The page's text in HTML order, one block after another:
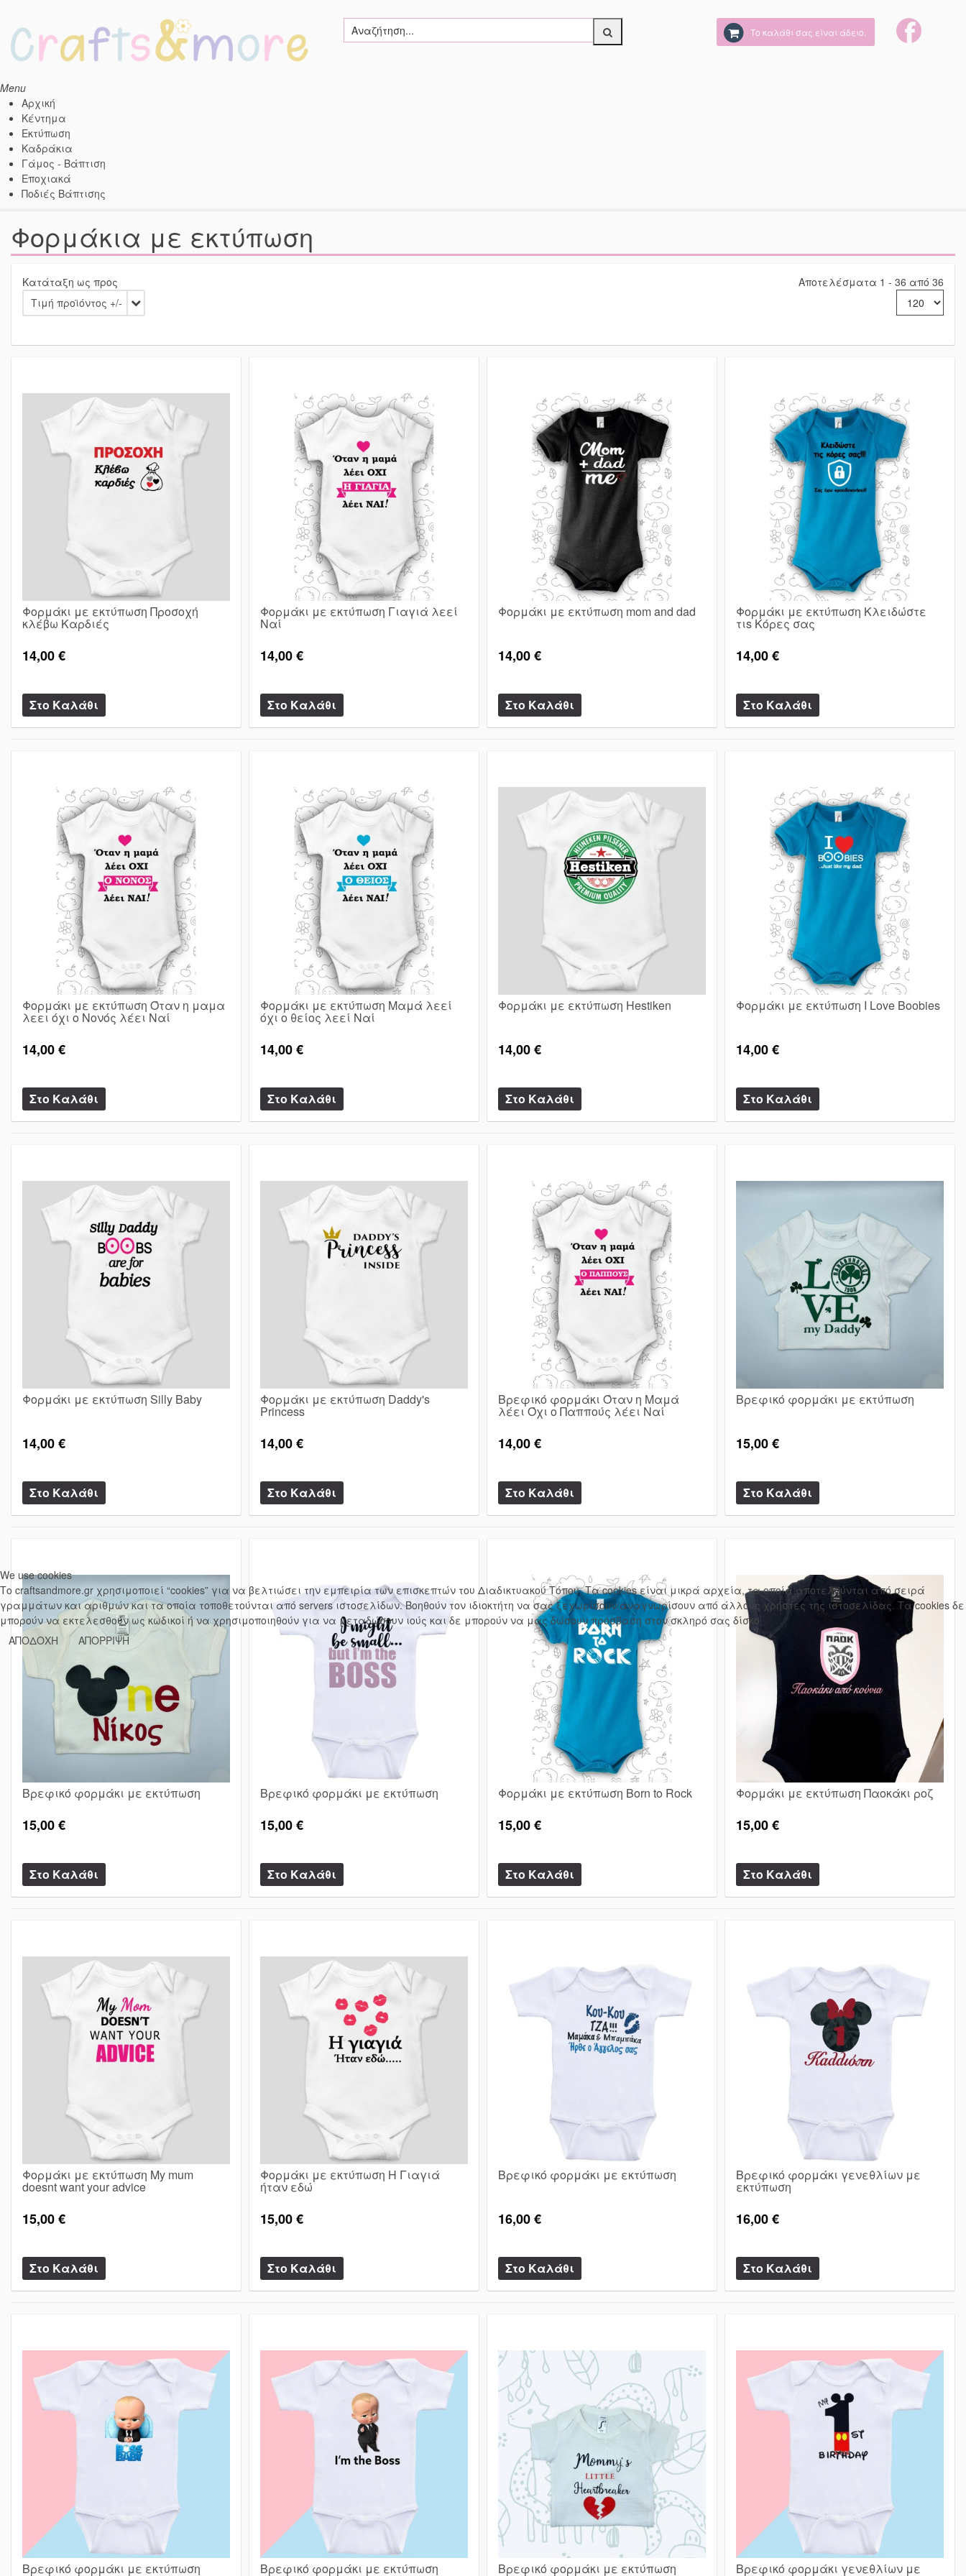
Το καλάθι σας είναι άδειο.
Menu
Αρχική
Κέντημα
Εκτύπωση
Kαδράκια
Γάμος - Βάπτιση
Εποχιακά
Ποδιές Βάπτισης
Φορμάκια με εκτύπωση
Κατάταξη ως προς
Τιμή προϊόντος +/-
Αποτελέσματα 1 - 36 από 36
Φορμάκι με εκτύπωση Προσοχή
κλέβω Καρδιές
14,00 €
Φορμάκι με εκτύπωση Γιαγιά λεεί
Ναί
14,00 €
Φορμάκι με εκτύπωση mom and dad
14,00 €
Φορμάκι με εκτύπωση Κλειδώστε
τιs Κόρες σας
14,00 €
Φορμάκι με εκτύπωση Όταν η μαμα
λεει όχι ο Νονός λέει Ναί
14,00 €
Φορμάκι με εκτύπωση Μαμά λεεί
όχι ο θείος λεεί Ναί
14,00 €
Φορμάκι με εκτύπωση Hestiken
14,00 €
Φορμάκι με εκτύπωση I Love Boobies
14,00 €
Φορμάκι με εκτύπωση Silly Baby
14,00 €
Φορμάκι με εκτύπωση Daddy's
Princess
14,00 €
Βρεφικό φορμάκι Όταν η Μαμά
λέει Όχι ο Παππούς λέει Ναί
14,00 €
Βρεφικό φορμάκι με εκτύπωση
15,00 €
Βρεφικό φορμάκι με εκτύπωση
15,00 €
Βρεφικό φορμάκι με εκτύπωση
15,00 €
Φορμάκι με εκτύπωση Born to Rock
15,00 €
Φορμάκι με εκτύπωση Παοκάκι ροζ
15,00 €
Φορμάκι με εκτύπωση My mum
doesnt want your advice
15,00 €
Φορμάκι με εκτύπωση Η Γιαγιά
ήταν εδώ
15,00 €
Βρεφικό φορμάκι με εκτύπωση
16,00 €
Βρεφικό φορμάκι γενεθλίων με
εκτύπωση
16,00 €
Βρεφικό φορμάκι με εκτύπωση Βρεφικό φορμάκι με εκτύπωση Βρεφικό φορμάκι με εκτύπωση Βρεφικό φορμάκι γενεθλίων με
We use cookies
Το craftsandmore.gr χρησιμοποιεί “cookies” για να βελτιώσει την εμπειρία των επισκεπτών του Διαδικτυακού Τόπου. Τα cookies είναι μικρά αρχεία, τα οποία αποτελούνται από σειρά
γραμμάτων και αριθμών και τα οποία τοποθετούνται από servers ιστοσελίδων. Βοηθούν τον ιδιοκτήτη να σας ξεχωρίσουν/αναγνωρίσουν από άλλους χρήστες της ιστοσελίδας. Τα cookies δε
μπορούν να εκτελεσθούν ως κωδικοί ή να χρησιμοποιηθούν για να μεταδώσουν ιούς και δε μπορούν να μας δώσουν πρόσβαση στον σκληρό σας δίσκο
ΑΠΟΔΟΧΗ
ΑΠΟΡΡΙΨΗ